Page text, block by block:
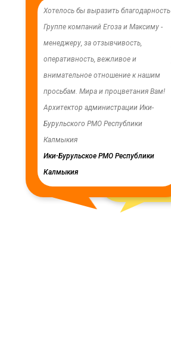
Хотелось бы выразить благодарность
Группе компаний Егоза и Максиму -
менеджеру, за отзывчивость,
оперативность, вежливое и
внимательное отношение к нашим
просьбам. Мира и процветания Вам!
Архитектор администрации Ики-
Бурульского РМО Республики
Калмыкия
Ики-Бурульское РМО Республики
Калмыкия